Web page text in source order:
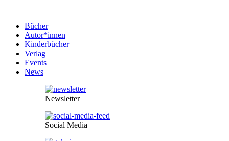
Bücher
Autor*innen
Kinderbücher
Verlag
Events
News
Newsletter
Social Media